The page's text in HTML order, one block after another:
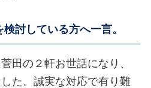
討している方へ一言。
田の２軒お世話になり、
た。誠実な対応で有り難